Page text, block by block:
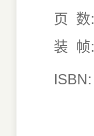
页 数:
装 帧:
ISBN: